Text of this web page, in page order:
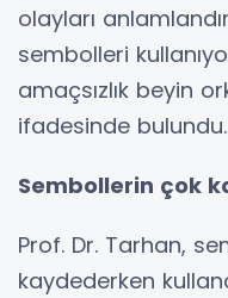
olayları
sembolleri
amaçsızlık beyin
ifadesinde bulundu.
Sembollerin çok
Prof. Dr. Tarhan,
kaydederken